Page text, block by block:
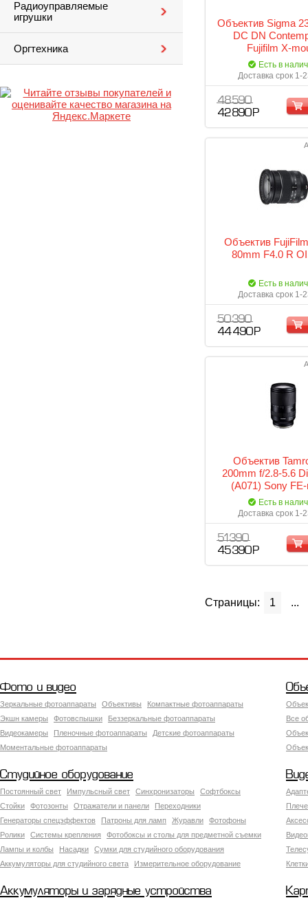
Радиоуправляемые
игрушки
Оргтехника
Объектив Sigma
DC DN
Fujifilm X-
Есть в
Доставка срок 1-
48 590
42 890 Р
Объектив
80mm F4.0 R
Есть в
Доставка срок 1-
50 390
44 490 Р
Объектив
200mm f/2.8-5.6
(A071) Sony
Есть в
Доставка срок 1-
51 390
45 390 Р
Страницы: 1 ...
Фото и видео
Зеркальные фотоаппараты Объективы
Компактные фотоаппараты
Экшн камеры
Фотовспышки
Беззеркальные фотоаппараты
Видеокамеры
Пленочные фотоаппараты
Детские фотоаппараты
Моментальные фотоаппараты
Все
Студийное оборудование
Постоянный свет Импульсный свет Синхронизаторы
Софтбоксы
Стойки
Фотозонты Отражатели и панели
Переходники
Генераторы спецэффектов
Патроны для ламп Журавли
Фотофоны
Ролики
Системы крепления
Фотобоксы и столы для предметной съемки
Лампы и колбы
Насадки
Сумки для студийного оборудования
Аккумуляторы для студийного света
Измерительное оборудование
Аккумуляторы и зарядные устройства